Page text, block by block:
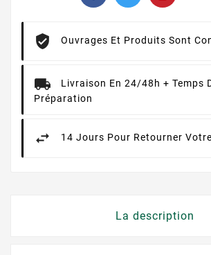
Ouvrages Et Produits Sont
Livraison En 24/48h + Temps
Préparation
14 Jours Pour Retourner
La description